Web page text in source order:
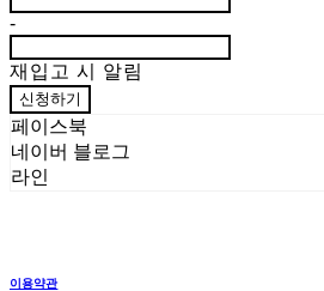
-
재입고 시 알림
신청하기
페이스북
네이버 블로그
라인
이용약관